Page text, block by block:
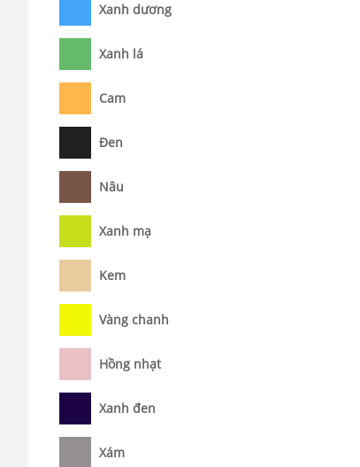
Xanh dương
Xanh lá
Cam
Đen
Nâu
Xanh mạ
Kem
Vàng chanh
Hồng nhạt
Xanh đen
Xám